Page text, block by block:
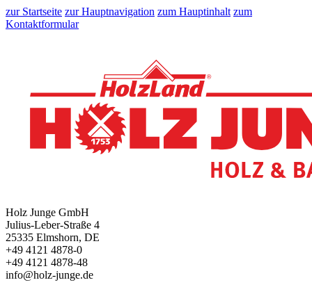
zur Startseite zur Hauptnavigation zum Hauptinhalt zum
Kontaktformular
Holz Junge GmbH
Julius-Leber-Straße 4
25335 Elmshorn, DE
+49 4121 4878-0
+49 4121 4878-48
info@holz-junge.de